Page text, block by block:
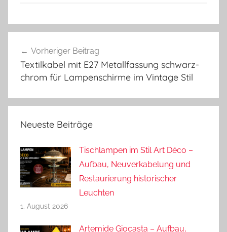
Vorheriger Beitrag
Textilkabel mit E27 Metallfassung schwarz-
chrom für Lampenschirme im Vintage Stil
Neueste Beiträge
Tischlampen im Stil Art Déco –
Aufbau, Neuverkabelung und
Restaurierung historischer
Leuchten
1. August 2026
Artemide Giocasta – Aufbau,